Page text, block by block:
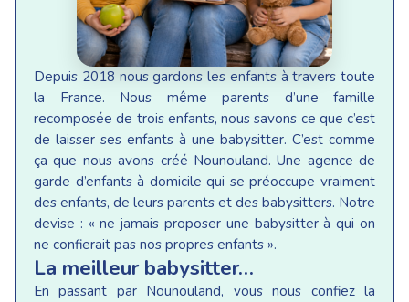
Depuis 2018 nous gardons les enfants à travers toute
la France. Nous même parents d’une famille
recomposée de trois enfants, nous savons ce que c’est
de laisser ses enfants à une babysitter. C’est comme
ça que nous avons créé Nounouland. Une agence de
garde d’enfants à domicile qui se préoccupe vraiment
des enfants, de leurs parents et des babysitters. Notre
devise : « ne jamais proposer une babysitter à qui on
ne confierait pas nos propres enfants ».
La meilleur babysitter…
En passant par Nounouland, vous nous confiez la